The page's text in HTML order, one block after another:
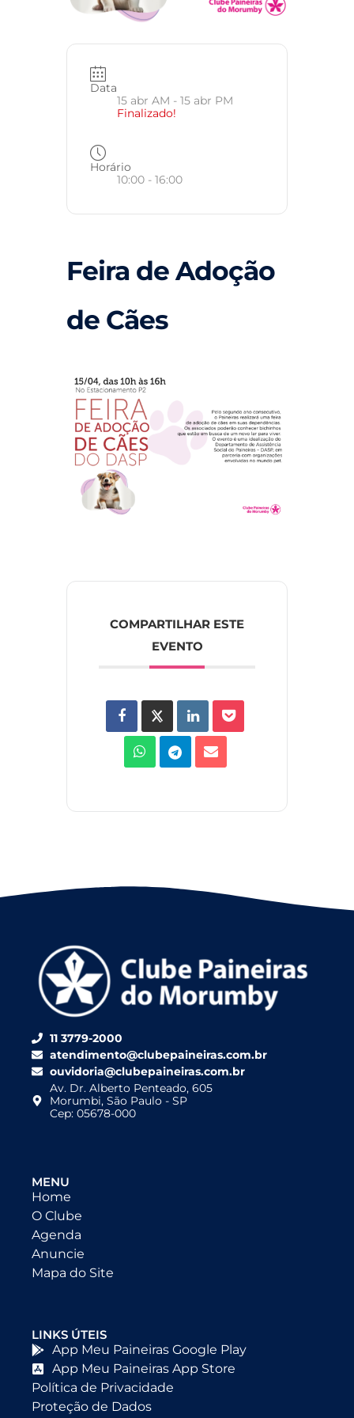
Data
15 abr AM - 15 abr PM
Finalizado!
Horário
10:00 - 16:00
Feira de Adoção
de Cães
COMPARTILHAR ESTE
EVENTO
11 3779-2000
atendimento@clubepaineiras.com.br
ouvidoria@clubepaineiras.com.br
Av. Dr. Alberto Penteado, 605
Morumbi, São Paulo - SP
Cep: 05678-000
MENU
Home
O Clube
Agenda
Anuncie
Mapa do Site
LINKS ÚTEIS
App Meu Paineiras Google Play
App Meu Paineiras App Store
Política de Privacidade
Proteção de Dados